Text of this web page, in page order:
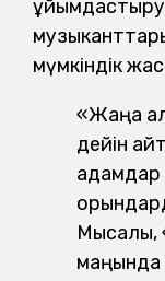
мүмкіндік
«Жаңа
дейін
адамдар
Мысалы,
маңында